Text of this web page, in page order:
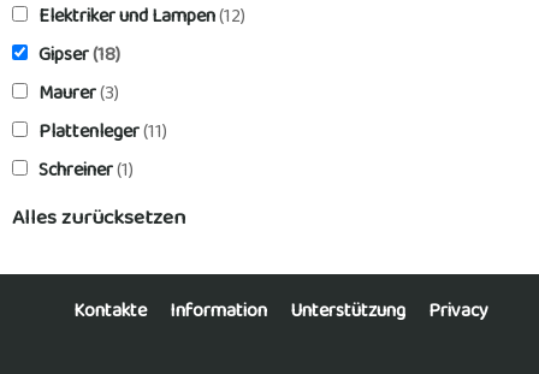
Elektriker und Lampen(12)
Gipser(18)
Maurer(3)
Plattenleger(11)
Schreiner(1)
Alles zurücksetzen
Kontakte Information Unterstützung Privacy